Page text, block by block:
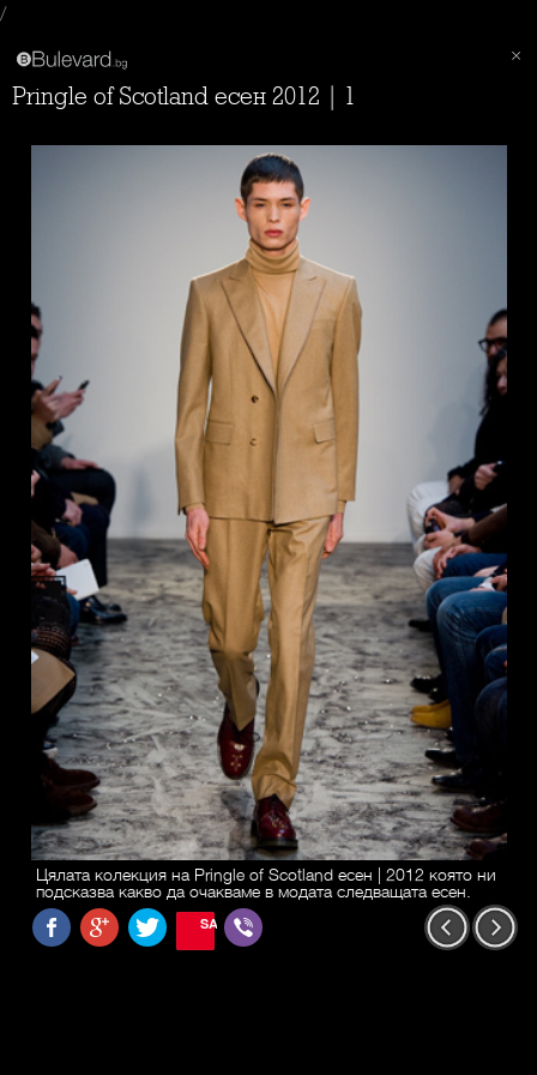
/
Pringle of Scotland есен 2012 | 1
Цялата колекция на Pringle of Scotland есен | 2012 която ни
подсказва какво да очакваме в модата следващата есен.
SAVE